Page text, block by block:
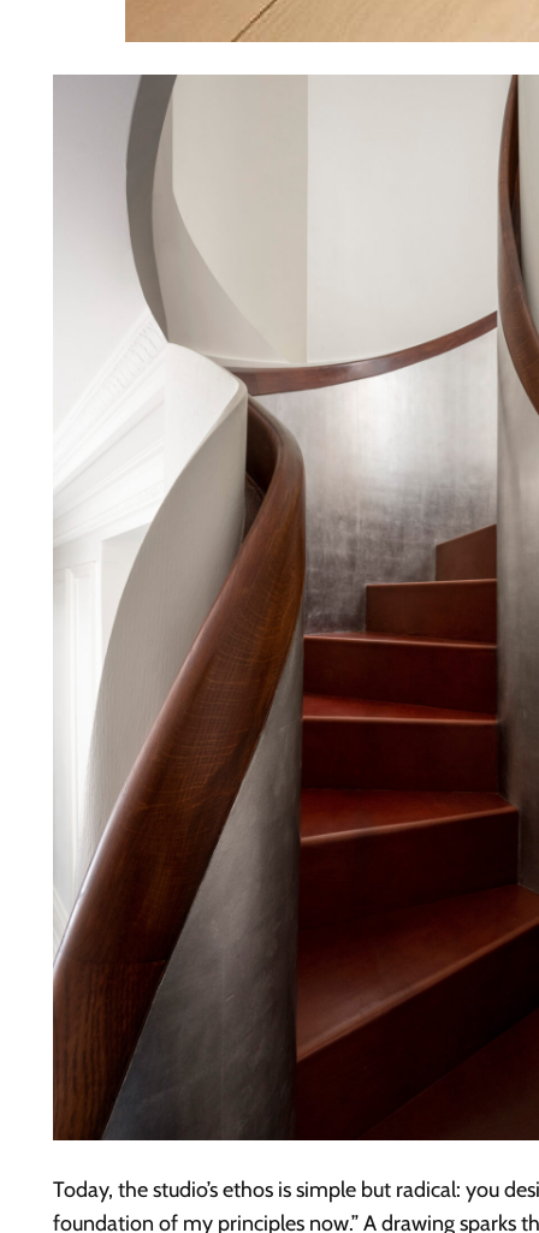
Today, the studio’s ethos is simple but radical: you
foundation of my principles now.” A drawing sparks